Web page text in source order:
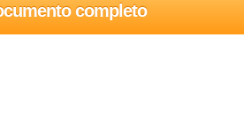
completo